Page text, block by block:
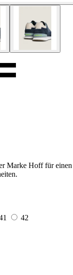
Marke Hoff für einen
42